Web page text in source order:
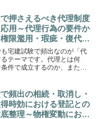
押さえるべき代理制度
用～代理行為の要件か
限濫用・瑕疵・復代理
きで徹底解説～
宅建試験で頻出なのが「代
テーマです。代理とは何
件で成立するのか、また
から実務でも混同しやすい
で、例題とともにわ...
頻出の相続・取消し・
時効における登記との
整理～物権変動におけ